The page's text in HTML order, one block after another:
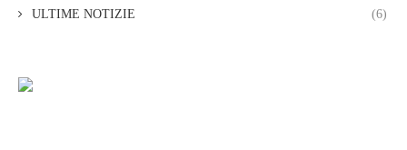
ULTIME NOTIZIE (6)